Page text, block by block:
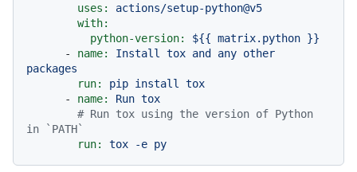
uses:
actions/setup-python@v5
with:
python-version:
${{ matrix.python }}
-
name: Install tox and any other
packages
run:
pip install
tox
-
name: Run tox
# Run tox using the version of Python
in `PATH`
run:
tox -e py